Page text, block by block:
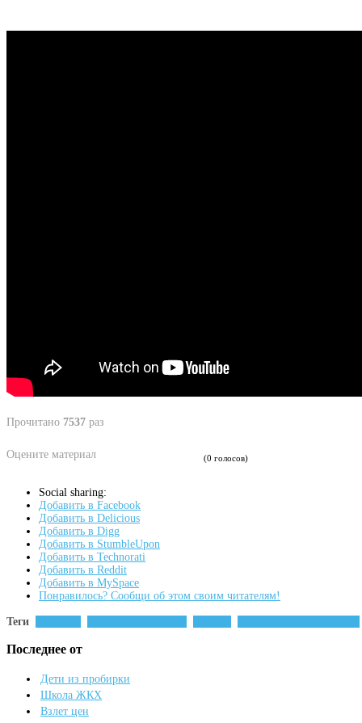
Прочитано 7537 раз
Оцените материал (0 голосов)
Social sharing:
Добавить в Facebook
Добавить в Delicious
Добавить в Digg
Добавить в StumbleUpon
Добавить в Technorati
Добавить в Reddit
Добавить в MySpace
Понравилось? Сообщи об этом своим читателям!
Теги
Последнее от
Дети из пробирки
Школа ЖКХ
Взлет цен